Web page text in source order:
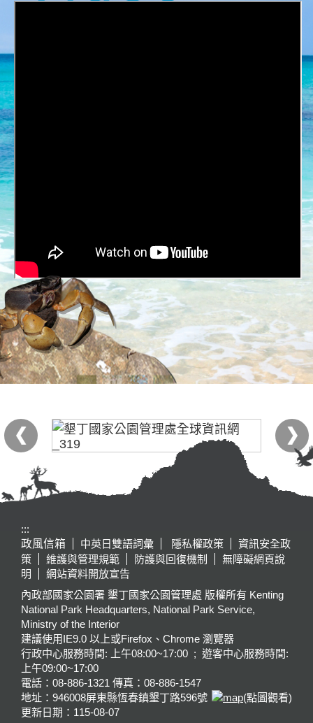
:::
政風信箱
中英日雙語詞彙 隱私權政策
資訊安全政
策
維護與管理規範 防護與回復機制
無障礙網頁說
明
網站資料開放宣告
內政部國家公園署 墾丁國家公園管理處 版權所有 Kenting
National Park Headquarters, National Park Service,
Ministry of the Interior
建議使用IE9.0 以上或Firefox、Chrome 瀏覽器
行政中心服務時間: 上午08:00~17:00 ; 遊客中心服務時間:
上午09:00~17:00
電話：08-886-1321 傳真：08-886-1547
地址：946008屏東縣恆春鎮墾丁路596號
(點圖觀看)
更新日期： 115-08-07